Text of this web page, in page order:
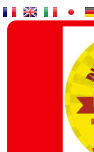
Skip
to